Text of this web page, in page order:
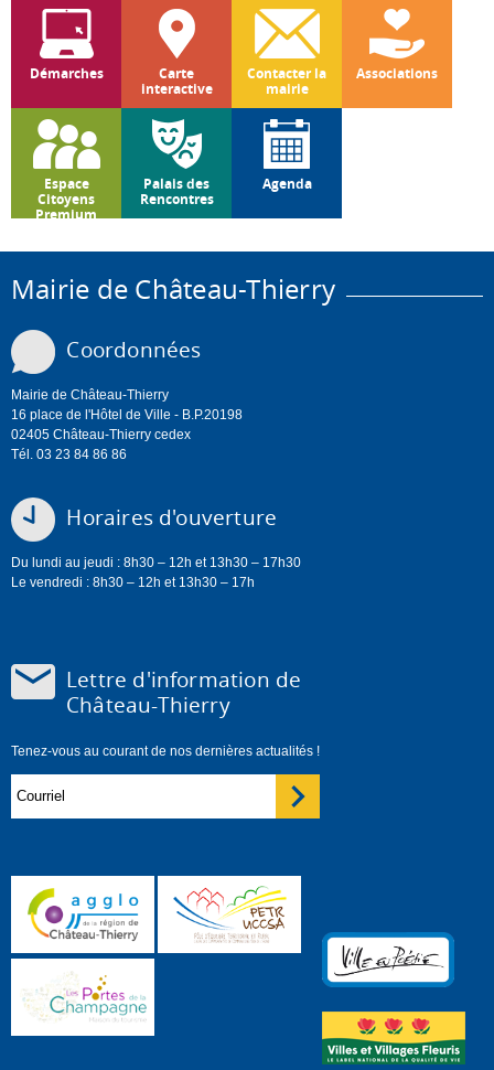
Démarches
Carte
interactive
Contacter la
mairie
Associations
Espace
Citoyens
Premium
Palais des
Rencontres
Agenda
Mairie de Château-Thierry
Coordonnées
Mairie de Château-Thierry
16 place de l'Hôtel de Ville - B.P.20198
02405 Château-Thierry cedex
Tél. 03 23 84 86 86
Horaires d'ouverture
Du lundi au jeudi : 8h30 – 12h et 13h30 – 17h30
Le vendredi : 8h30 – 12h et 13h30 – 17h
Lettre d'information de
Château-Thierry
Tenez-vous au courant de nos dernières actualités !